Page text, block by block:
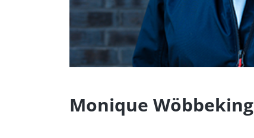
Monique Wöbbeking